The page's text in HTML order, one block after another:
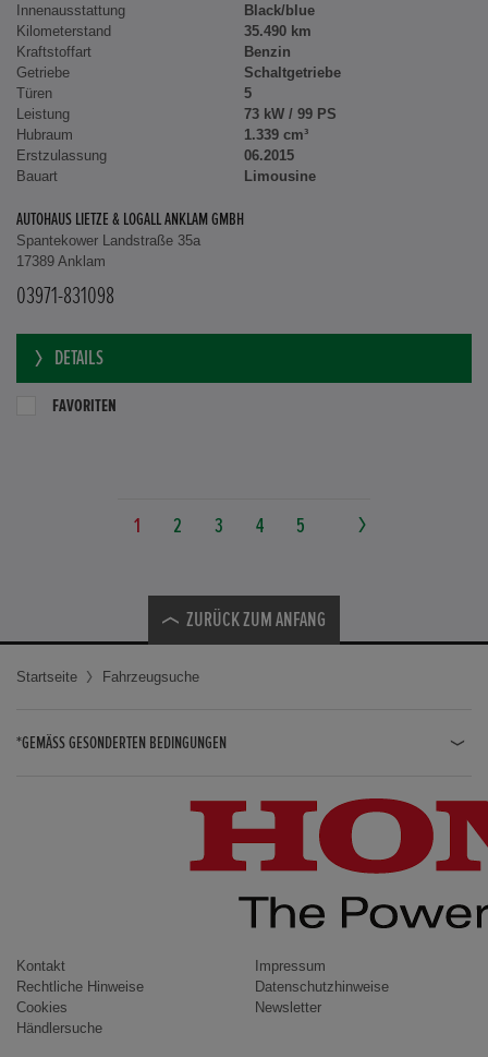
Innenausstattung
Black/blue
Kilometerstand
35.490 km
Kraftstoffart
Benzin
Getriebe
Schaltgetriebe
Türen
5
Leistung
73 kW / 99 PS
Hubraum
1.339 cm³
Erstzulassung
06.2015
Bauart
Limousine
AUTOHAUS LIETZE & LOGALL ANKLAM GMBH
Spantekower Landstraße 35a
17389 Anklam
03971-831098
DETAILS
FAVORITEN
1 2 3 4 5
ZURÜCK ZUM ANFANG
Startseite Fahrzeugsuche
*GEMÄSS GESONDERTEN BEDINGUNGEN
CIVIC / CIVIC LIMOUSINE
INSIGHT
ACCORD
Kontakt
Impressum
Rechtliche Hinweise
Datenschutzhinweise
Cookies
Newsletter
Händlersuche